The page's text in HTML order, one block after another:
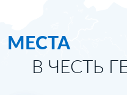
МЕСТА
В ЧЕСТЬ